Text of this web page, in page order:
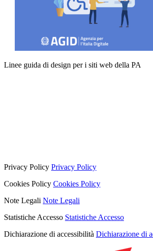
Linee guida di design per i siti web della PA
Privacy Policy Privacy Policy
Cookies Policy Cookies Policy
Note Legali Note Legali
Statistiche Accesso Statistiche Accesso
Dichiarazione di accessibilità Dichiarazione di